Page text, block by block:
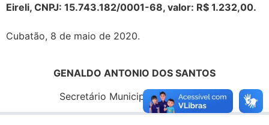
Eireli, CNPJ: 15.743.182/0001-68, valor: R$ 1.232,00.
Cubatão, 8 de maio de 2020.
GENALDO ANTONIO DOS SANTOS
Secretário Municipal de Finanças